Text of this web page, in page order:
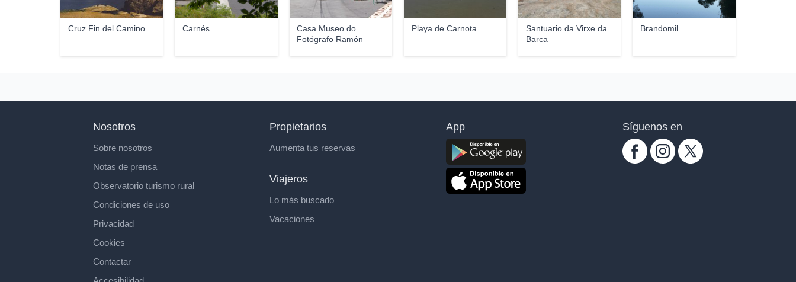
Cruz Fin del Camino Carnés
Casa Museo do
Fotógrafo Ramón
Playa de Carnota
Santuario da Virxe da
Barca
Brandomil
Nosotros
Sobre nosotros
Notas de prensa
Observatorio turismo rural
Condiciones de uso
Privacidad
Cookies
Contactar
Propietarios
Aumenta tus reservas
Viajeros
Lo más buscado
Vacaciones
App Síguenos en